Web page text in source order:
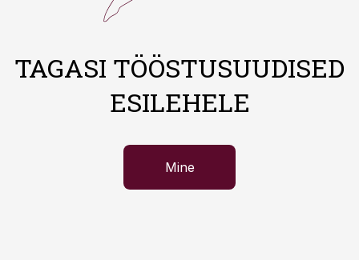
TAGASI TÖÖSTUSUUDISED
ESILEHELE
Mine